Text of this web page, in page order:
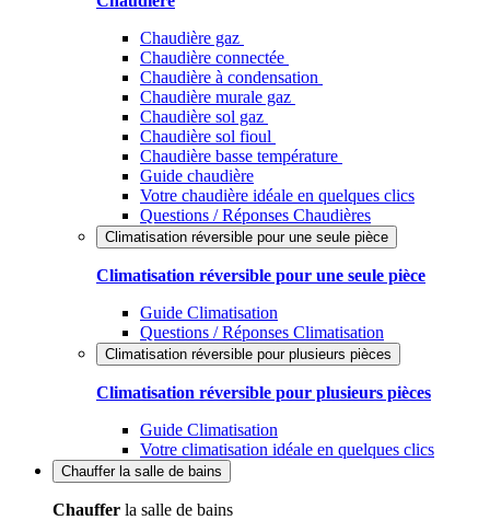
Chaudière gaz
Chaudière connectée
Chaudière à condensation
Chaudière murale gaz
Chaudière sol gaz
Chaudière sol fioul
Chaudière basse température
Guide chaudière
Votre chaudière idéale en quelques clics
Questions / Réponses Chaudières
Climatisation réversible pour une seule pièce
Climatisation réversible pour une seule pièce
Guide Climatisation
Questions / Réponses Climatisation
Climatisation réversible pour plusieurs pièces
Climatisation réversible pour plusieurs pièces
Guide Climatisation
Votre climatisation idéale en quelques clics
Chauffer la salle de bains
Chauffer la salle de bains